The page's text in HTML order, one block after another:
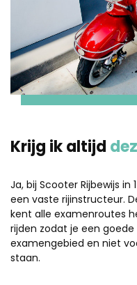
Krijg ik altijd
Ja, bij Scooter Rijbewijs in
een vaste rijinstructeur.
kent alle examenroutes
rijden zodat je een
examengebied en niet
staan.